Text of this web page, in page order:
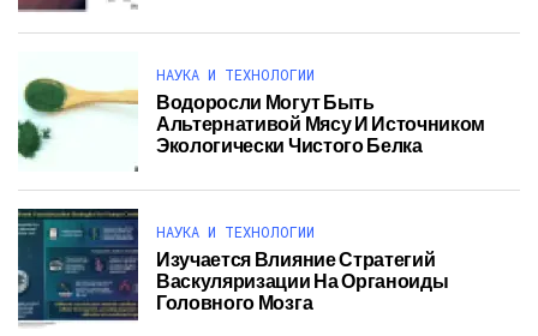
НАУКА И ТЕХНОЛОГИИ
Водоросли Могут Быть
Альтернативой Мясу И Источником
Экологически Чистого Белка
НАУКА И ТЕХНОЛОГИИ
Изучается Влияние Стратегий
Васкуляризации На Органоиды
Головного Мозга